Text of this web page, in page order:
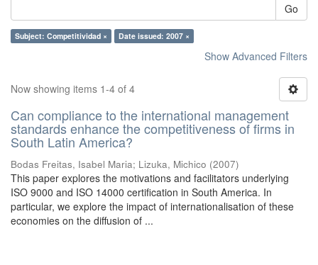
Go
Subject: Competitividad × Date issued: 2007 ×
Show Advanced Filters
Now showing items 1-4 of 4
Can compliance to the international management
standards enhance the competitiveness of firms in
South Latin America?
Bodas Freitas, Isabel Maria; Lizuka, Michico (2007)
This paper explores the motivations and facilitators underlying
ISO 9000 and ISO 14000 certification in South America. In
particular, we explore the impact of internationalisation of these
economies on the diffusion of ...